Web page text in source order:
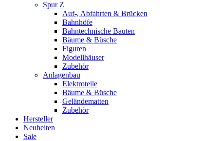
Spur Z
Auf-, Abfahrten & Brücken
Bahnhöfe
Bahntechnische Bauten
Bäume & Büsche
Figuren
Modellhäuser
Zubehör
Anlagenbau
Elektroteile
Bäume & Büsche
Geländematten
Zubehör
Hersteller
Neuheiten
Sale